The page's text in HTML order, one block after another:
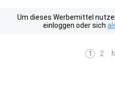
Um dieses Werbemittel
einloggen oder sich
1 2